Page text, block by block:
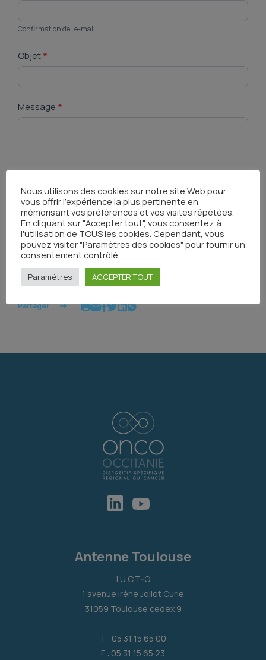
Confirmation de l’e-mail
Objet*
Message *
Envoyer
Partager
Antenne Toulouse
I.U.C.T-O
1 avenue Irène Joliot Curie
31059 Toulouse cedex 9
T : 05 31 15 65 00
F : 05 31 15 65 23
Nous utilisons des cookies sur notre site Web pour
vous offrir l'expérience la plus pertinente en
mémorisant vos préférences et vos visites répétées.
En cliquant sur "Accepter tout", vous consentez à
l'utilisation de TOUS les cookies. Cependant, vous
pouvez visiter "Paramètres des cookies" pour fournir un
consentement contrôlé.
Paramètres ACCEPTER TOUT